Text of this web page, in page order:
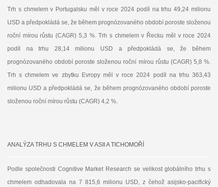
Trh s chmelem v Portugalsku měl v roce 2024 podíl na trhu 49,24 milionu
USD a předpokládá se, že během prognózovaného období poroste složenou
roční mírou růstu (CAGR) 5,3 %. Trh s chmelem v Řecku měl v roce 2024
podíl na trhu 28,14 milionu USD a předpokládá se, že během
prognózovaného období poroste složenou roční mírou růstu (CAGR) 5,8 %.
Trh s chmelem ve zbytku Evropy měl v roce 2024 podíl na trhu 363,43
milionu USD a předpokládá se, že během prognózovaného období poroste
složenou roční mírou růstu (CAGR) 4,2 %.
ANALÝZA TRHU S CHMELEM V ASII A TICHOMOŘÍ
Podle společnosti Cognitive Market Research se velikost globálního trhu s
chmelem odhadovala na 7 815,6 milionu USD, z čehož asijsko-pacifický